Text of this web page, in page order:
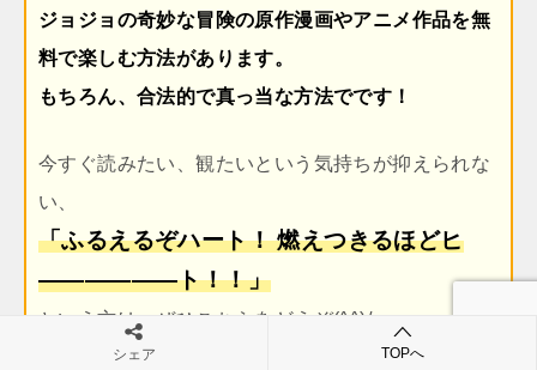
ジョジョの奇妙な冒険の原作漫画やアニメ作品を無
料で楽しむ方法があります。
もちろん、合法的で真っ当な方法でです！
今すぐ読みたい、観たいという気持ちが抑えられな
い、
「ふるえるぞハート！ 燃えつきるほどヒ
――――――ト！！」
という方は、ぜひこちらをどうぞ(^^)/
シェア TOPへ